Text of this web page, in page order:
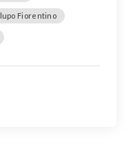
Fiorentino